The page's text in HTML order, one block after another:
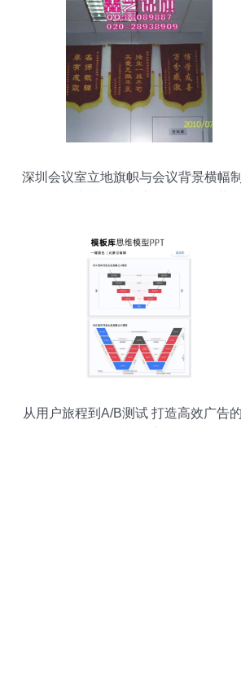
深圳会议室立地旗帜与会议背景横幅
从用户旅程到A/B测试 打造高效广告